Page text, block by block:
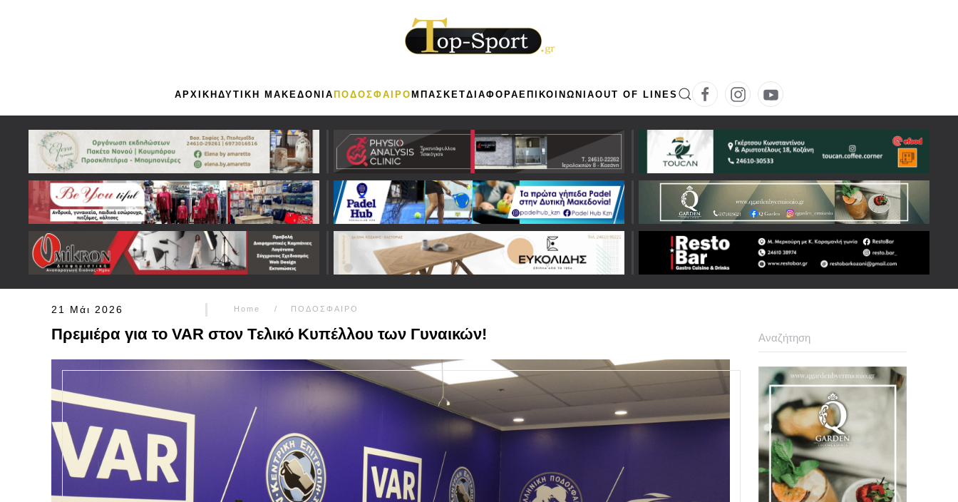
ΑΡΧΙΚΗΔΥΤΙΚΗ ΜΑΚΕΔΟΝΙΑΠΟΔΟΣΦΑΙΡΟΜΠΑΣΚΕΤΔΙΑΦΟΡΑΕΠΙΚΟΙΝΩΝΙΑOUT OF LINES
21 Μάι 2026 Home ΠΟΔΟΣΦΑΙΡΟ
Πρεμιέρα για το VAR στον Tελικό Κυπέλλου των Γυναικών!